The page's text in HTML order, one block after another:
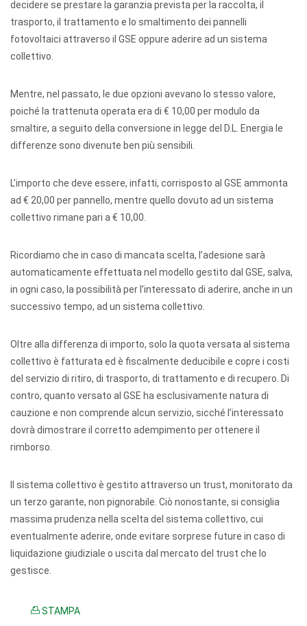
decidere se prestare la garanzia prevista per la raccolta, il
trasporto, il trattamento e lo smaltimento dei pannelli
fotovoltaici attraverso il GSE oppure aderire ad un sistema
collettivo.
Mentre, nel passato, le due opzioni avevano lo stesso valore,
poiché la trattenuta operata era di € 10,00 per modulo da
smaltire, a seguito della conversione in legge del D.L. Energia le
differenze sono divenute ben più sensibili.
L’importo che deve essere, infatti, corrisposto al GSE ammonta
ad € 20,00 per pannello, mentre quello dovuto ad un sistema
collettivo rimane pari a € 10,00.
Ricordiamo che in caso di mancata scelta, l’adesione sarà
automaticamente effettuata nel modello gestito dal GSE, salva,
in ogni caso, la possibilità per l’interessato di aderire, anche in un
successivo tempo, ad un sistema collettivo.
Oltre alla differenza di importo, solo la quota versata al sistema
collettivo è fatturata ed è fiscalmente deducibile e copre i costi
del servizio di ritiro, di trasporto, di trattamento e di recupero. Di
contro, quanto versato al GSE ha esclusivamente natura di
cauzione e non comprende alcun servizio, sicché l’interessato
dovrà dimostrare il corretto adempimento per ottenere il
rimborso.
Il sistema collettivo è gestito attraverso un trust, monitorato da
un terzo garante, non pignorabile. Ciò nonostante, si consiglia
massima prudenza nella scelta del sistema collettivo, cui
eventualmente aderire, onde evitare sorprese future in caso di
liquidazione giudiziale o uscita dal mercato del trust che lo
gestisce.
STAMPA